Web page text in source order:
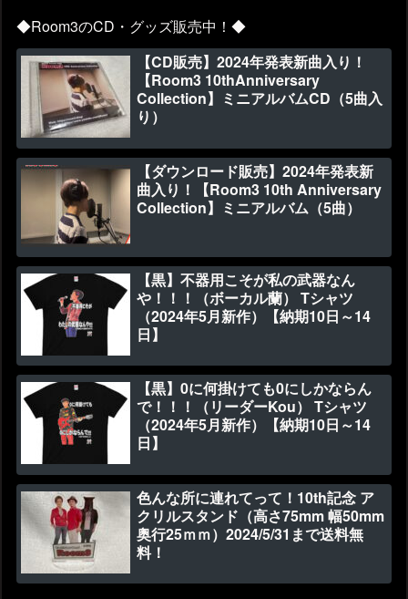
◆Room3のCD・グッズ販売中！◆
【CD販売】2024年発表新曲入り！
【Room3 10thAnniversary
Collection】ミニアルバムCD（5曲入
り）
【ダウンロード販売】2024年発表新
曲入り！【Room3 10th Anniversary
Collection】ミニアルバム（5曲）
【黒】不器用こそが私の武器なん
や！！！（ボーカル蘭） Tシャツ
（2024年5月新作）【納期10日～14
日】
【黒】0に何掛けても0にしかならん
で！！！（リーダーKou） Tシャツ
（2024年5月新作）【納期10日～14
日】
色んな所に連れてって！10th記念 ア
クリルスタンド（高さ75mm 幅50mm
奥行25ｍｍ）2024/5/31まで送料無
料！